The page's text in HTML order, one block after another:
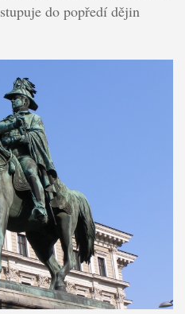
do popředí dějin